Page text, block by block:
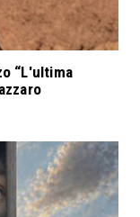
“L'ultima